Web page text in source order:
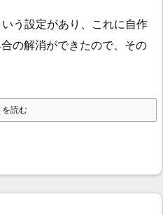
う設定があり、これに自作
の解消ができたので、その
を読む